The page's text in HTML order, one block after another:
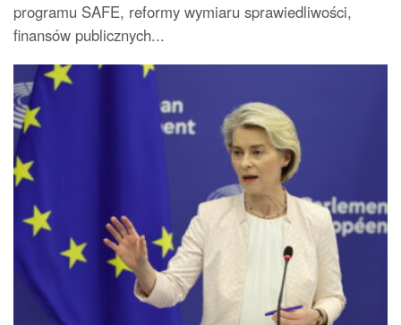
programu SAFE, reformy wymiaru sprawiedliwości,
finansów publicznych...